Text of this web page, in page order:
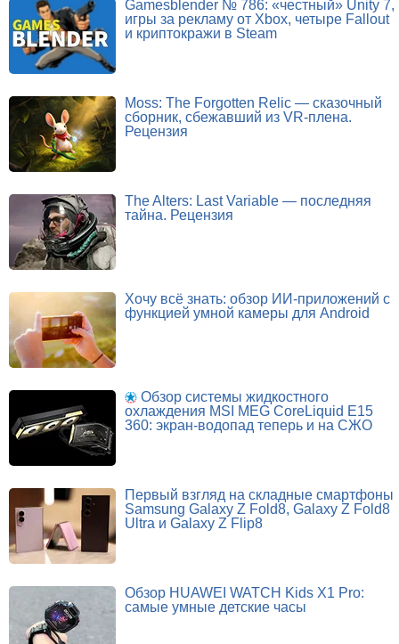
Gamesblender № 786: «честный» Unity 7,
игры за рекламу от Xbox, четыре Fallout
и криптокражи в Steam
Moss: The Forgotten Relic — сказочный
сборник, сбежавший из VR-плена.
Рецензия
The Alters: Last Variable — последняя
тайна. Рецензия
Хочу всё знать: обзор ИИ-приложений с
функцией умной камеры для Android
Обзор системы жидкостного
охлаждения MSI MEG CoreLiquid E15
360: экран-водопад теперь и на СЖО
Первый взгляд на складные смартфоны
Samsung Galaxy Z Fold8, Galaxy Z Fold8
Ultra и Galaxy Z Flip8
Обзор HUAWEI WATCH Kids X1 Pro:
самые умные детские часы